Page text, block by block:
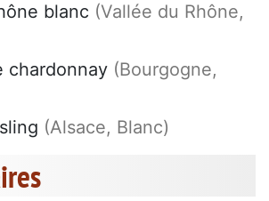
blanc (Vallée du Rhône,
chardonnay (Bourgogne,
(Alsace, Blanc)